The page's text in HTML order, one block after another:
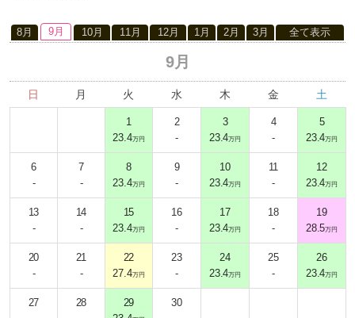
8月 9月 10月 11月 12月 1月 2月 3月 全て表示
9月
日 月 火 水 木 金 土
1
23.4万円
2
-
3
23.4万円
4
-
5
23.4万円
6
-
7
-
8
23.4万円
9
-
10
23.4万円
11
-
12
23.4万円
13
-
14
-
15
23.4万円
16
-
17
23.4万円
18
-
19
28.5万円
20
-
21
-
22
27.4万円
23
-
24
23.4万円
25
-
26
23.4万円
27
28
29
30